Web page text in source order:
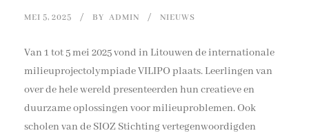
MEI 5, 2025 BY ADMIN NIEUWS
Van 1 tot 5 mei 2025 vond in Litouwen de internationale
milieuprojectolympiade VILIPO plaats. Leerlingen van
over de hele wereld presenteerden hun creatieve en
duurzame oplossingen voor milieuproblemen. Ook
scholen van de SIOZ Stichting vertegenwoordigden